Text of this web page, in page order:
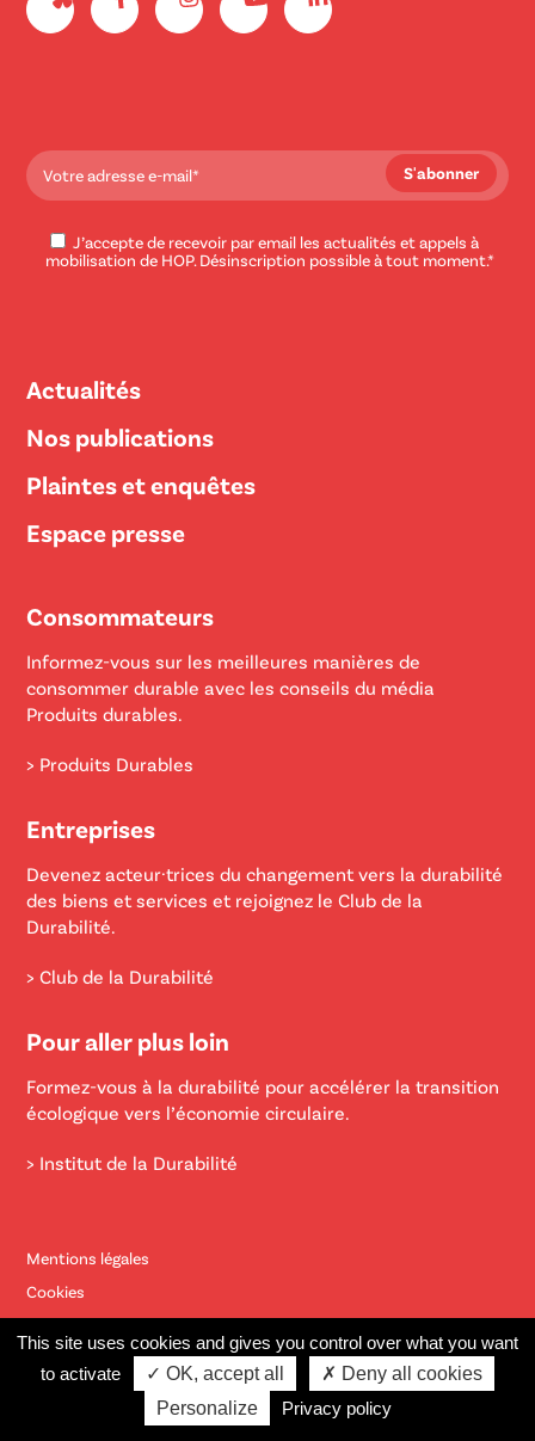
J’accepte de recevoir par email les actualités et appels à
mobilisation de HOP. Désinscription possible à tout moment.*
Actualités
Nos publications
Plaintes et enquêtes
Espace presse
Consommateurs
Informez-vous sur les meilleures manières de
consommer durable avec les conseils du média
Produits durables.
> Produits Durables
Entreprises
Devenez acteur·trices du changement vers la durabilité
des biens et services et rejoignez le Club de la
Durabilité.
> Club de la Durabilité
Pour aller plus loin
Formez-vous à la durabilité pour accélérer la transition
écologique vers l’économie circulaire.
> Institut de la Durabilité
Mentions légales
Cookies
Contact
Site éco-conçu réalisé parBernat Font etMarco Pierrard
This site uses cookies and gives you control over what you want
to activate
✓ OK, accept all
✗ Deny all cookies
Personalize
Privacy policy